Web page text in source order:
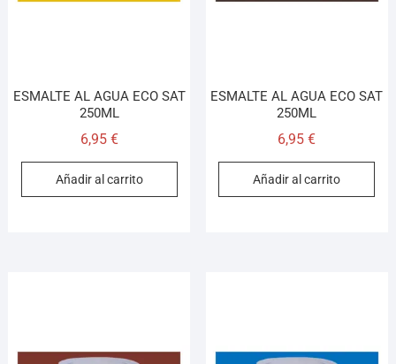
ESMALTE AL AGUA ECO SAT
250ML
6,95 €
Añadir al carrito
ESMALTE AL AGUA ECO SAT
250ML
6,95€
Añadir al carrito